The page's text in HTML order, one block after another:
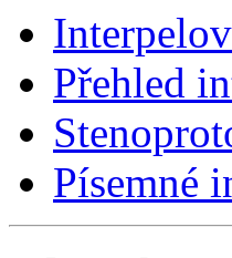
Přehled
Písemné